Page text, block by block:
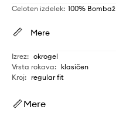
Celoten izdelek: 100% Bombaž
Mere
Izrez: okrogel
Vrsta rokava: klasičen
Kroj: regular fit
Mere